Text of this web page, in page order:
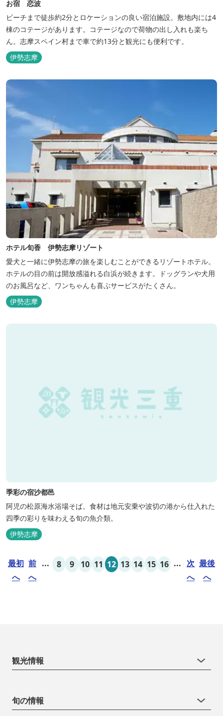
お宿 恋波
ビーチまで徒歩約2分とロケーションの良い宿泊施設。敷地内には4
棟のコテージがあります。コテージなので荷物の出し入れも楽ち
ん。志摩スペイン村まで車で約13分と観光にも便利です。
伊勢志摩
ホテル旬香 伊勢志摩リゾート
愛犬と一緒に伊勢志摩の旅を楽しむことができるリゾートホテル。
ホテルの目の前は開放感溢れる白浜が続きます。ドッグランや犬用
のお風呂など、ワンちゃんも喜ぶサービスがたくさん。
伊勢志摩
季彩の宿沙都邑
阿児の松原海水浴場そば。食材は地元安乗や波切の港から仕入れた
四季の彩りを味わえる旬の魚介類。
伊勢志摩
最初
へ
前
へ
... 8 9 10 11 12 13 14 15 16 ... 次
へ
最後
へ
観光情報
旬の情報